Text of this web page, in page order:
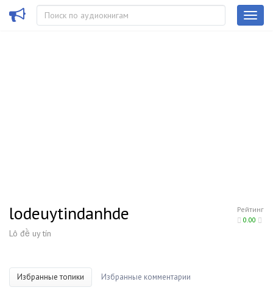
Рейтинг
0.00
lodeuytindanhde
Lô đề uy tín
Избранные топики Избранные комментарии